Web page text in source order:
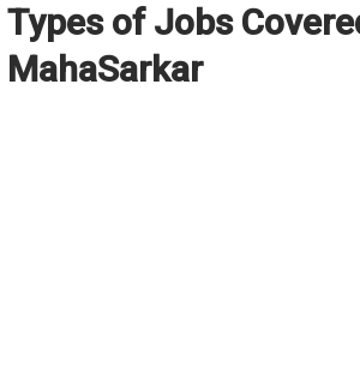
Types of Jobs
MahaSarkar